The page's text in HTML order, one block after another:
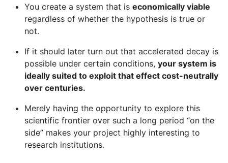
You create a system that is economically viable
regardless of whether the hypothesis is true or
not.
If it should later turn out that accelerated decay is
possible under certain conditions, your system is
ideally suited to exploit that effect cost-neutrally
over centuries.
Merely having the opportunity to explore this
scientific frontier over such a long period “on the
side” makes your project highly interesting to
research institutions.